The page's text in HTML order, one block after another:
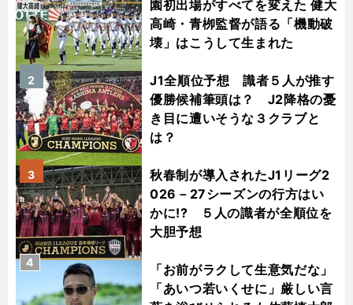
園初出場がすべてを変えた 健大
高崎・青栁監督が語る「機動破
壊」はこうして生まれた
J1全順位予想 識者５人が推す
優勝候補筆頭は？ J2降格の憂
き目に遭いそうな３クラブと
は？
2
秋春制が導入されたJ1リーグ2
026－27シーズンの行方はい
かに!? ５人の識者が全順位を
大胆予想
3
「お前がラクして生意気だな」
「あいつ若いくせに」厳しい言
4